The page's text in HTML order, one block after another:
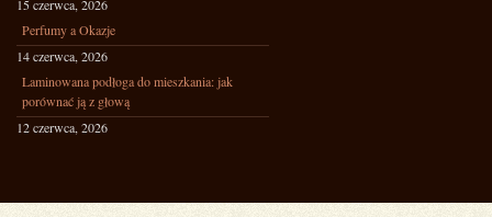
15 czerwca, 2026
Perfumy a Okazje
14 czerwca, 2026
Laminowana podłoga do mieszkania: jak
porównać ją z głową
12 czerwca, 2026